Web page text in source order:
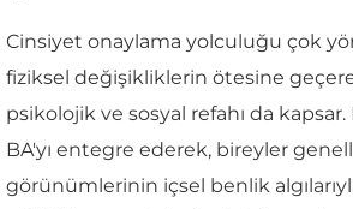
Cinsiyet onaylama yolculuğu çok
fiziksel değişikliklerin ötesine
psikolojik ve sosyal refahı da
BA'yı entegre ederek, bireyler
görünümlerinin içsel benlik